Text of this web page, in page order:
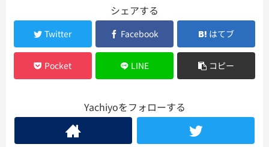
シェアする
Twitter Facebook はてブ
Pocket LINE コピー
Yachiyoをフォローする